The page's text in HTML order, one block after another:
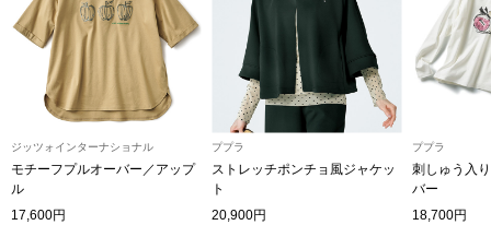
ス
おすすめブラ
ザ･ノース･フ
ヘリーハンセン
ジッツォインターナショナル
モチーフプルオーバー／アップ
ル
17,600円
ププラ
ストレッチポンチョ風ジャケッ
ト
20,900円
ププラ
刺しゅう入
バー
18,700円